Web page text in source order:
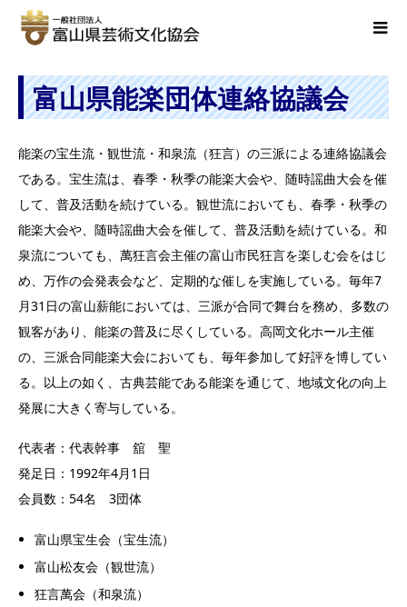
富山県能楽団体連絡協議会
能楽の宝生流・観世流・和泉流（狂言）の三派による連絡協議会
である。宝生流は、春季・秋季の能楽大会や、随時謡曲大会を催
して、普及活動を続けている。観世流においても、春季・秋季の
能楽大会や、随時謡曲大会を催して、普及活動を続けている。和
泉流についても、萬狂言会主催の富山市民狂言を楽しむ会をはじ
め、万作の会発表会など、定期的な催しを実施している。毎年7
月31日の富山薪能においては、三派が合同で舞台を務め、多数の
観客があり、能楽の普及に尽くしている。高岡文化ホール主催
の、三派合同能楽大会においても、毎年参加して好評を博してい
る。以上の如く、古典芸能である能楽を通じて、地域文化の向上
発展に大きく寄与している。
代表者：代表幹事 舘 聖
発足日：1992年4月1日
会員数：54名 3団体
富山県宝生会（宝生流）
富山松友会（観世流）
狂言萬会（和泉流）